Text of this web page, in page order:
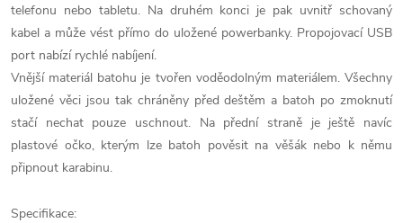
telefonu nebo tabletu. Na druhém konci je pak uvnitř schovaný
kabel a může vést přímo do uložené powerbanky. Propojovací USB
port nabízí rychlé nabíjení.
Vnější materiál batohu je tvořen voděodolným materiálem. Všechny
uložené věci jsou tak chráněny před deštěm a batoh po zmoknutí
stačí nechat pouze uschnout. Na přední straně je ještě navíc
plastové očko, kterým lze batoh pověsit na věšák nebo k němu
připnout karabinu.
Specifikace: